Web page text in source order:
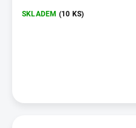
SKLADEM (10 KS)